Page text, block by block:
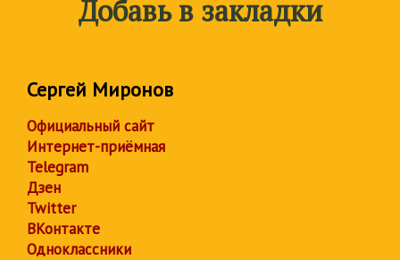
Добавь в закладки
Сергей Миронов
Официальный сайт
Интернет-приёмная
Telegram
Дзен
Twitter
ВКонтакте
Одноклассники